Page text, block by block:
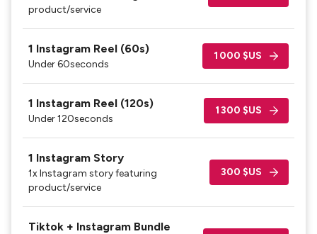
product/service
1 Instagram Reel (60s)
Under 60seconds
1 000 $US
1 Instagram Reel (120s)
Under 120seconds
1 300 $US
1 Instagram Story
1x Instagram story featuring
product/service
300 $US
Tiktok + Instagram Bundle